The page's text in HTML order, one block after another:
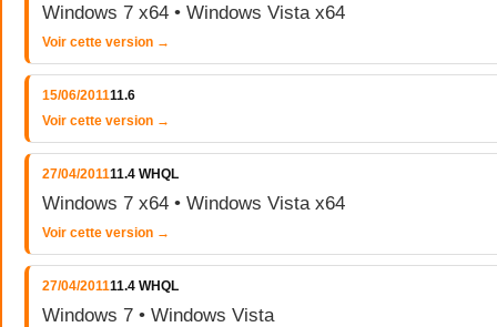
Windows 7 x64 • Windows Vista x64
Voir cette version →
15/06/201111.6
Voir cette version →
27/04/201111.4 WHQL
Windows 7 x64 • Windows Vista x64
Voir cette version →
27/04/201111.4 WHQL
Windows 7 • Windows Vista